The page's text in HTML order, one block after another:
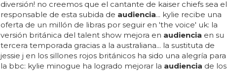
diversión! no creemos que el cantante de kaiser chiefs sea el
responsable de esta subida de audiencia... kylie recibe una
oferta de un millón de libras por seguir en 'the voice' uk: la
versión británica del talent show mejora en audiencia en su
tercera temporada gracias a la australiana... la sustituta de
jessie j en los sillones rojos británicos ha sido una alegría para
la bbc: kylie minogue ha logrado mejorar la audiencia de los